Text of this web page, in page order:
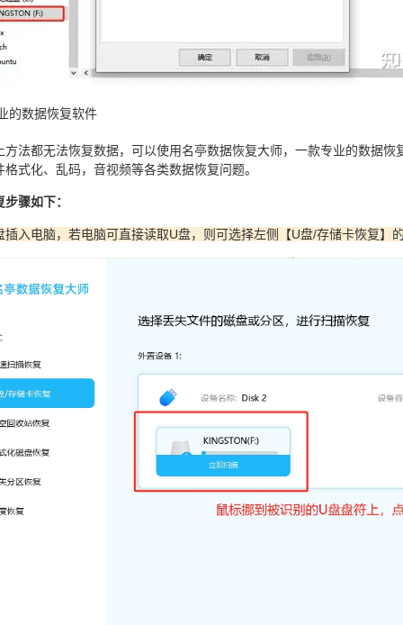
的数据恢复软件
方法都无法恢复数据，可以使用名亭数据恢复大师，一款专业的数据恢
格式化、乱码，音视频等各类数据恢复问题。
骤如下：
入电脑，若电脑可直接读取U盘，则可选择左侧【U盘/存储卡恢复】